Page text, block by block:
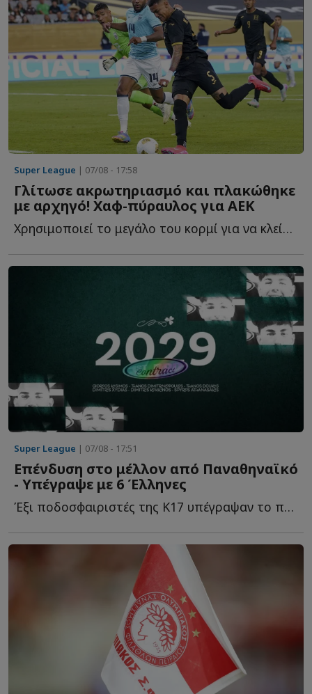
Super League | 07/08 - 17:58
Γλίτωσε ακρωτηριασμό και πλακώθηκε
με αρχηγό! Χαφ-πύραυλος για ΑΕΚ
Χρησιμοποιεί το μεγάλο του κορμί για να κλείσει χώρους, ν...
Super League | 07/08 - 17:51
Επένδυση στο μέλλον από Παναθηναϊκό
- Υπέγραψε με 6 Έλληνες
Έξι ποδοσφαιριστές της Κ17 υπέγραψαν το πρώτο επαγγελματικό σ...